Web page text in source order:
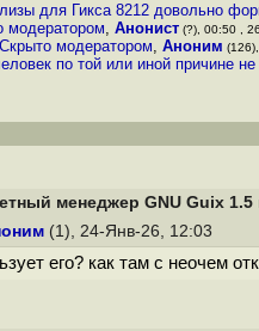
для Гикса 8212 довольно
модератором, Анонист (?), 00:50 ,
Скрыто модератором, Аноним
по той или иной причине
менеджер GNU Guix
(1), 24-Янв-26, 12:03
его? как там с неочем